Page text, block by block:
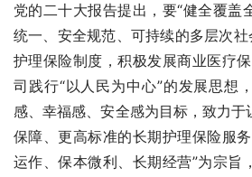
党的二十大报告提出，要“健全覆盖
统一、安全规范、可持续的多层次社
护理保险制度，积极发展商业医疗
司践行“以人民为中心”的发展思想
感、幸福感、安全感为目标，致力于
保障、更高标准的长期护理保险服
运作、保本微利、长期经营”为宗旨